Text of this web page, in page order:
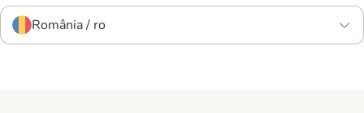
România / ro